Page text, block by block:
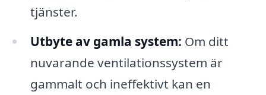
tjänster.
Utbyte av gamla system: Om ditt
nuvarande ventilationssystem är
gammalt och ineffektivt kan en